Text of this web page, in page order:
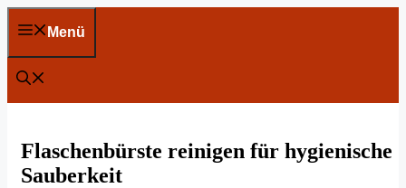
Zum
Inhalt
Menü
Flaschenbürste reinigen für hygienische
Sauberkeit